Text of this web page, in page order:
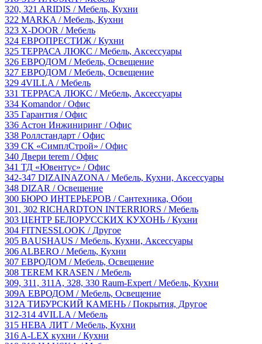
320, 321 ARIDIS / Мебель, Кухни
322 MARKA / Мебель, Кухни
323 X-DOOR / Мебель
324 ЕВРОПРЕСТИЖ / Кухни
325 ТЕРРАСА ЛЮКС / Мебель, Аксессуары
326 ЕВРОДОМ / Мебель, Освещение
327 ЕВРОДОМ / Мебель, Освещение
329 4VILLA / Мебель
331 ТЕРРАСА ЛЮКС / Мебель, Аксессуары
334 Komandor/ Офис
335 Гарантия / Офис
336 Астон Инжиниринг / Офис
338 Роллстандарт / Офис
339 СК «СимплСтрой» / Офис
340 Двери terem / Офис
341 ТД «Ювентус» / Офис
342-347 DIZAINAZONA / Мебель, Кухни, Аксессуары
348 DIZAR / Освещение
300 БЮРО ИНТЕРЬЕРОВ / Сантехника, Обои
301, 302 RICHARDTON INTERRIORS / Мебель
303 ЦЕНТР БЕЛОРУССКИХ КУХОНЬ / Кухни
304 FITNESSLOOK / Другое
305 BAUSHAUS / Мебель, Кухни, Аксессуары
306 ALBERO / Мебель, Кухни
307 ЕВРОДОМ / Мебель, Освещение
308 TEREM KRASEN / Мебель
309, 311, 311A, 328, 330 Raum-Expert / Мебель, Кухни
309А ЕВРОДОМ / Мебель, Освещение
312A ТИБУРСКИЙ КАМЕНЬ / Покрытия, Другое
312-314 4VILLA / Мебель
315 НЕВА ЛИТ / Мебель, Кухни
316 A-LEX кухни / Кухни